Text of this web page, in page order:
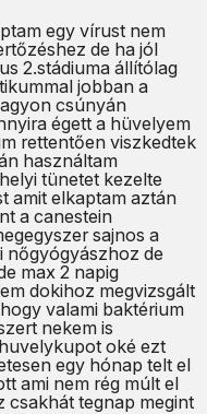
egy vírust nem
de ha jól
2.stádiuma állítólag
jobban a
csúnyán
égett a hüvelyem
rettentően viszkedtek
használtam
tünetet kezelte
amit elkaptam aztán
a canestein
sajnos a
nőgyógyászhoz de
max 2 napig
dokihoz megvizsgált
valami baktérium
nekem is
oké ezt
egy hónap telt el
ami nem rég múlt el
csakhát tegnap megint